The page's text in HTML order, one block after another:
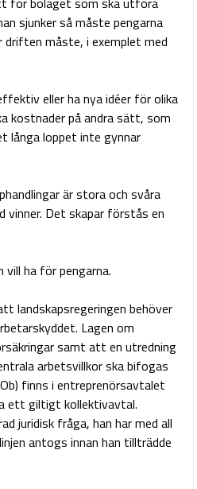
sjunker så måste pengarna
måste, i exemplet med
eller ha nya idéer för olika
kostnader på andra sätt, som
långa loppet inte gynnar
är stora och svåra
vinner. Det skapar förstås en
ha för pengarna.
landskapsregeringen behöver
Lagen om
samt att en utredning
arbetsvillkor ska bifogas
finns i entreprenörsavtalet
ett giltigt kollektivavtal.
juridisk fråga, han har med all
antogs innan han tillträdde